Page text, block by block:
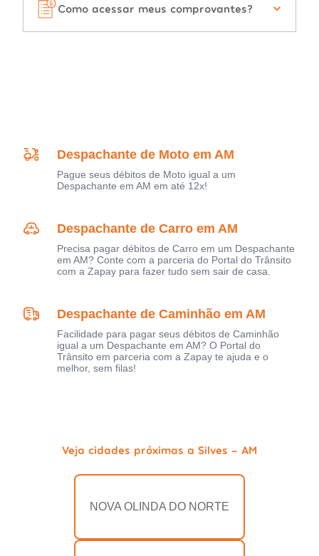
Como acessar meus comprovantes?
Despachante de Moto em AM
Pague seus débitos de Moto igual a um
Despachante em AM em até 12x!
Despachante de Carro em AM
Precisa pagar débitos de Carro em um Despachante
em AM? Conte com a parceria do Portal do Trânsito
com a Zapay para fazer tudo sem sair de casa.
Despachante de Caminhão em AM
Facilidade para pagar seus débitos de Caminhão
igual a um Despachante em AM? O Portal do
Trânsito em parceria com a Zapay te ajuda e o
melhor, sem filas!
Veja cidades próximas a Silves - AM
NOVA OLINDA DO NORTE